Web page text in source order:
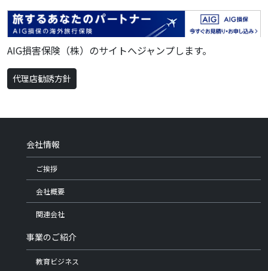
AIG損害保険（株）のサイトへジャンプします。
代理店勧誘方針
会社情報
ご挨拶
会社概要
関連会社
事業のご紹介
教育ビジネス